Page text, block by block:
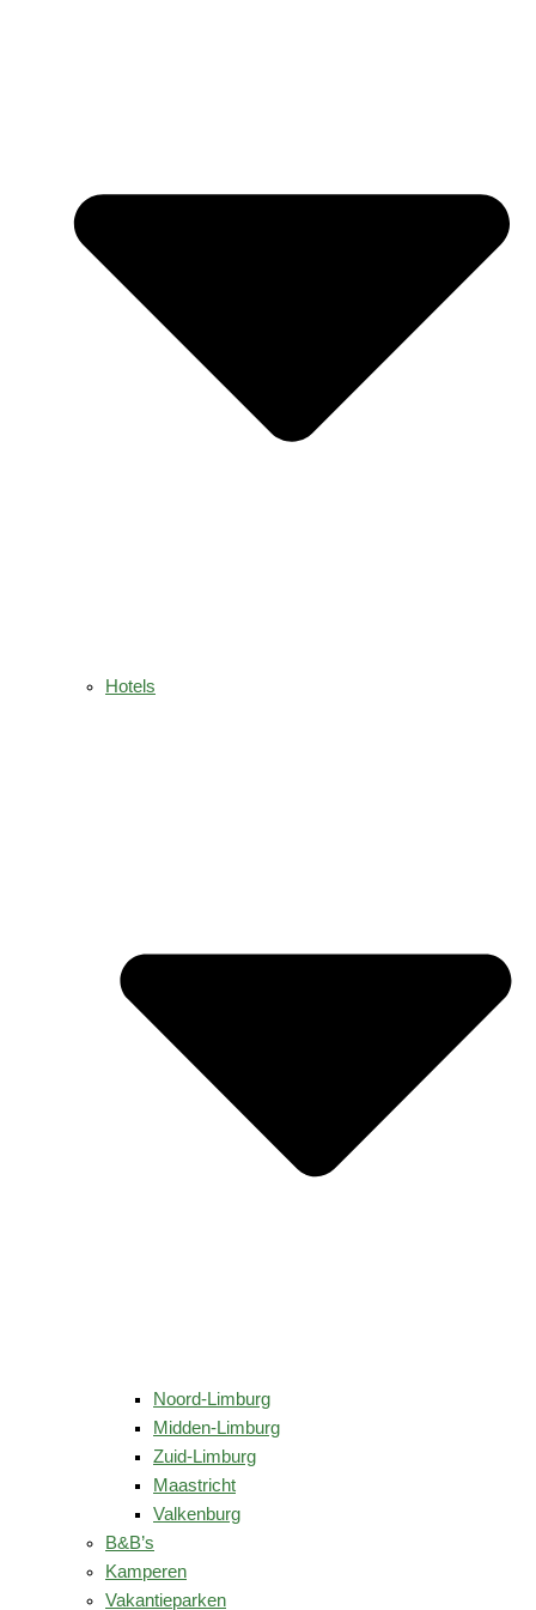
Hotels
Noord-Limburg
Midden-Limburg
Zuid-Limburg
Maastricht
Valkenburg
B&B’s
Kamperen
Vakantieparken